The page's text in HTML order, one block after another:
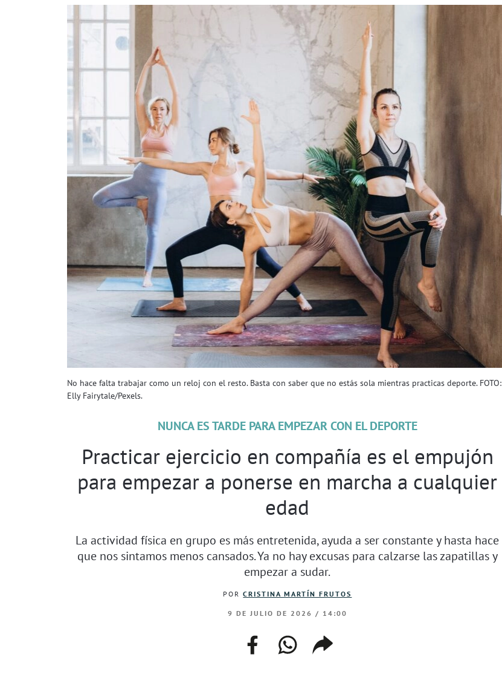
No hace falta trabajar como un reloj con el resto. Basta con saber que no estás sola mientras practicas deporte. FOTO:
Elly Fairytale/Pexels.
NUNCA ES TARDE PARA EMPEZAR CON EL DEPORTE
Practicar ejercicio en compañía es el empujón
para empezar a ponerse en marcha a cualquier
edad
La actividad física en grupo es más entretenida, ayuda a ser constante y hasta hace
que nos sintamos menos cansados. Ya no hay excusas para calzarse las zapatillas y
empezar a sudar.
PORCRISTINA MARTÍN FRUTOS
9 DE JULIO DE 2026 / 14:00
facebookwhatsapp
web
copiar
enlace